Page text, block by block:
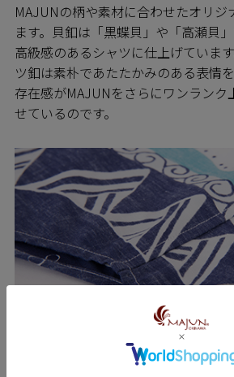
MAJUNの柄や素材に合わせたオリジ
ます。貝釦は「黒蝶貝」や「高瀬貝
高級感のあるシャツに仕上げていま
ツ釦は素朴であたたかみのある表情
存在感がMAJUNをさらにワンランク
せているのです。
SEWING 縫製のこだわり